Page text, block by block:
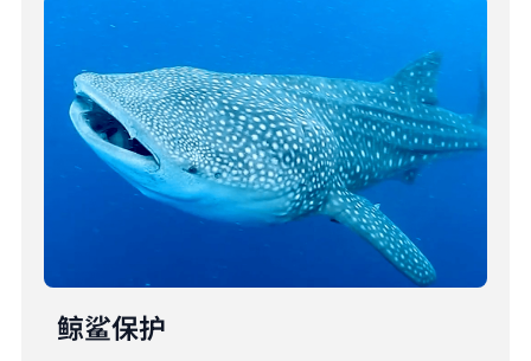
鲸鲨保护